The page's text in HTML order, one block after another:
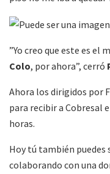
”Yo creo que este es el
Colo, por ahora”, cerró
Ahora los dirigidos por
para recibir a Cobresal
horas.
Hoy tú también puedes
colaborando con una